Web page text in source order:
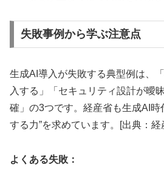
失敗事例から学ぶ注意点
生成AI導入が失敗する典型例は、
入する」「セキュリティ設計が曖
確」の3つです。経産省も生成AI時
する力”を求めています。[出典：経
よくある失敗：